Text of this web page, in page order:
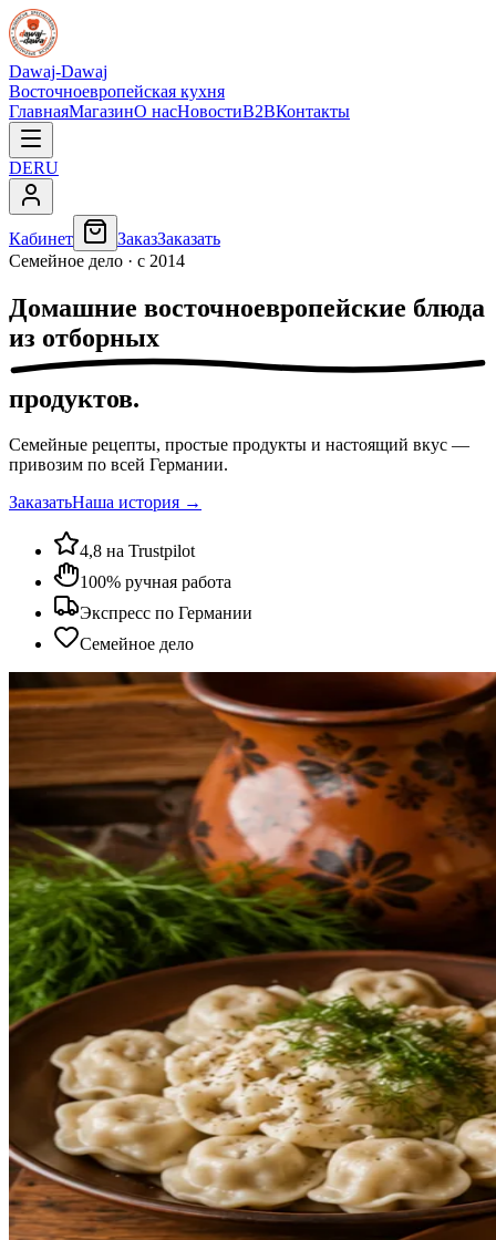
Dawaj-Dawaj
Восточноевропейская кухня
ГлавнаяМагазинО насНовостиB2BКонтакты
DERU
Кабинет ЗаказЗаказать
Семейное дело · с 2014
Домашние восточноевропейские блюда
из отборных
продуктов.
Семейные рецепты, простые продукты и настоящий вкус —
привозим по всей Германии.
ЗаказатьНаша история →
4,8 на Trustpilot
100% ручная работа
Экспресс по Германии
Семейное дело